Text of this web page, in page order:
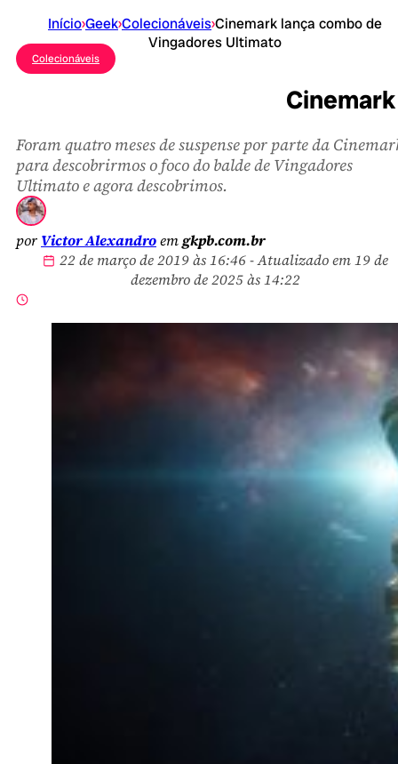
Início›Geek›Colecionáveis›Cinemark lança combo de
Vingadores Ultimato
Colecionáveis
Foram quatro meses de suspense por parte da
para descobrirmos o foco do balde de Vingadores
Ultimato e agora descobrimos.
por Victor Alexandroemgkpb.com.br
22 de março de 2019 às 16:46 - Atualizado em 19 de
dezembro de 2025 às 14:22